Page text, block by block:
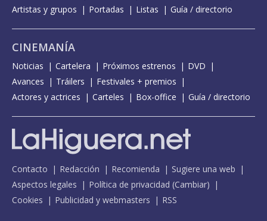
Artistas y grupos
Portadas Listas Guía / directorio
CINEMANÍA
Noticias Cartelera Próximos estrenos
DVD
Avances
Tráilers
Festivales + premios
Actores y actrices
Carteles Box-office Guía / directorio
Contacto Redacción Recomienda
Sugiere una web
Aspectos legales
Política de privacidad (Cambiar)
Cookies
Publicidad y webmasters RSS